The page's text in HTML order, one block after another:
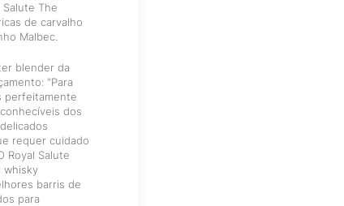
The
de carvalho
Malbec.
blender da
“Para
perfeitamente
dos
requer cuidado
Royal Salute
whisky
barris de
para